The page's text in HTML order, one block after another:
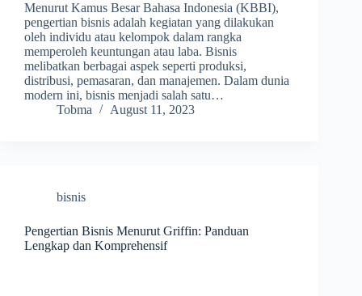
Menurut Kamus Besar Bahasa Indonesia (KBBI),
pengertian bisnis adalah kegiatan yang dilakukan
oleh individu atau kelompok dalam rangka
memperoleh keuntungan atau laba. Bisnis
melibatkan berbagai aspek seperti produksi,
distribusi, pemasaran, dan manajemen. Dalam dunia
modern ini, bisnis menjadi salah satu…
Tobma
August 11, 2023
bisnis
Pengertian Bisnis Menurut Griffin: Panduan
Lengkap dan Komprehensif